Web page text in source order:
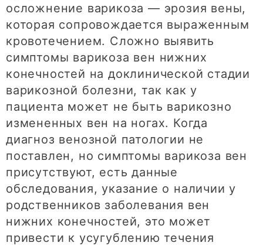
осложнение варикоза — эрозия вены,
которая сопровождается выраженным
кровотечением. Сложно выявить
симптомы варикоза вен нижних
конечностей на доклинической стадии
варикозной болезни, так как у
пациента может не быть варикозно
измененных вен на ногах. Когда
диагноз венозной патологии не
поставлен, но симптомы варикоза вен
присутствуют, есть данные
обследования, указание о наличии у
родственников заболевания вен
нижних конечностей, это может
привести к усугублению течения